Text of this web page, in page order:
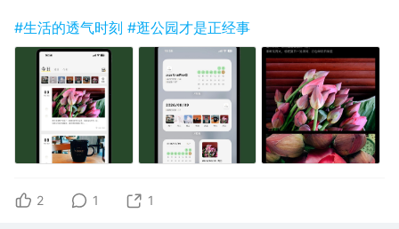
#生活的透气时刻 #逛公园才是正经事
2 1 1